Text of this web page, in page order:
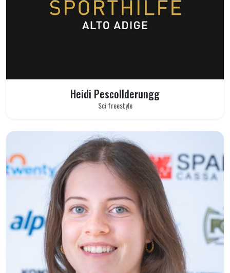
Heidi Pescollderungg
Sci freestyle